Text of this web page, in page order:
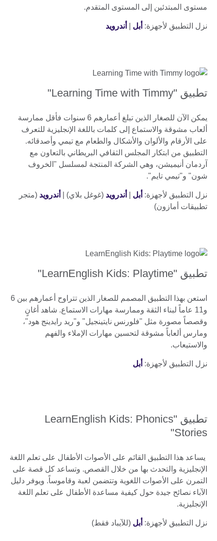
مستوى المبتدئين إلى المستوى المتقدم.
نزل التطبيق لأجهزة: أبل أندرويد
تطبيق "Learning Time with Timmy"
يمكن الآن للصغار الذين تبلغ أعمارهم 6 سنوات فأقل ممارسة
ألعاب مشوقة والاستماع إلى كلمات باللغة الإنجليزية للتعرف
على الأرقام والألوان والأشكال والطعام مع تيمي وأصدقائه.
التطبيق من ابتكار المجلس الثقافي البريطاني بالتعاون مع
آردمان أنيميشن، وهي الشركة المنتجة لمسلسل "الخروف
شون" و"تيمي تايم".
نزل التطبيق لأجهزة: أبل أندرويد (غوغل بلاي) | أندرويد (متجر
تطبيقات أمازون)
تطبيق "LearnEnglish Kids: Playtime"
استعن بهذا التطبيق المصمم للصغار الذين تتراوح أعمارهم بين 6
و11 عاماً لبناء الثقة وممارسة مهارات الاستماع. شاهد أغانٍ
وقصصاً مصورة مثل "فلورنس نايتينجيل" و"ريد رايدينج هود"،
ومارس ألعاباً مشوقة لتحسين مهارات الإملاء والفهم
والاستيعاب.
نزل التطبيق لأجهزة: أبل
تطبيق "LearnEnglish Kids: Phonics
Stories"
يساعد هذا التطبيق القائم على الأصوات الأطفال على تعلم اللغة
الإنجليزية والتحدث بها من خلال القصص. وتساعد كل قصة على
التمرن على الأصوات اللغوية وتتضمن لعبة وقاموساً. ويوفر دليل
الآباء نصائح جيدة حول كيفية مساعدة الأطفال على تعلم اللغة
الإنجليزية.
نزل التطبيق لأجهزة: أبل (للآيباد فقط)